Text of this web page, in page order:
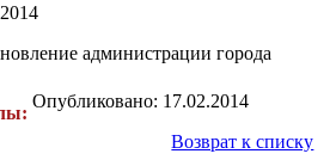
администрации города
Опубликовано: 17.02.2014
Возврат к списку